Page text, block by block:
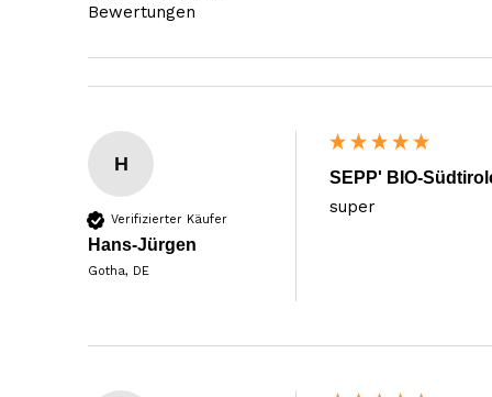
Bewertungen
H
Verifizierter Käufer
Hans-Jürgen
Gotha, DE
SEPP' BIO-
super